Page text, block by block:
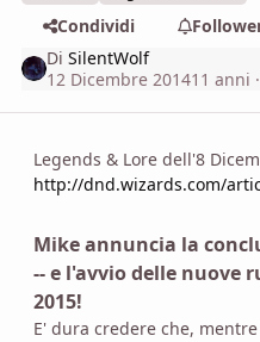
Condividi
DiSilentWolf
12 Dicembre 201411 anni
Legends & Lore dell'8
http://dnd.wizards.com/
Mike annuncia la
-- e l'avvio delle nuove
2015!
E' dura credere che,